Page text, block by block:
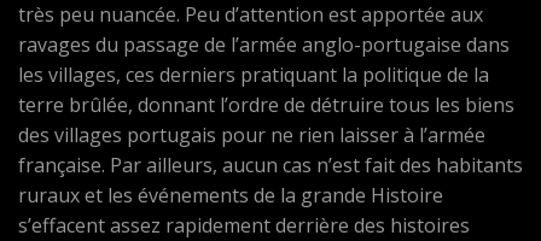
très peu nuancée. Peu d’attention est apportée aux
ravages du passage de l’armée anglo-portugaise dans
les villages, ces derniers pratiquant la politique de la
terre brûlée, donnant l’ordre de détruire tous les biens
des villages portugais pour ne rien laisser à l’armée
française. Par ailleurs, aucun cas n’est fait des habitants
ruraux et les événements de la grande Histoire
s’effacent assez rapidement derrière des histoires